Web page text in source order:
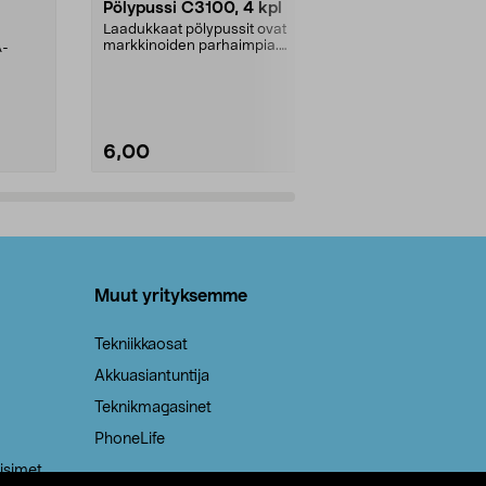
Pölypussi C3100, 4 kpl
Laadukkaat pölypussit ovat
markkinoiden parhaimpia.
6,00
Muut yrityksemme
Tekniikkaosat
Akkuasiantuntija
Teknikmagasinet
PhoneLife